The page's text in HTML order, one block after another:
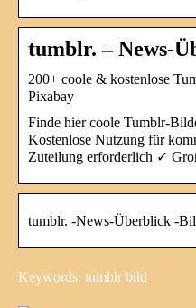
tumblr. – News-
200+ coole & kostenlose
Pixabay
Finde hier coole Tumblr-
Kostenlose Nutzung für
Zuteilung erforderlich ✓
tumblr. -News-Überblick -
Keywords: tumblr bild